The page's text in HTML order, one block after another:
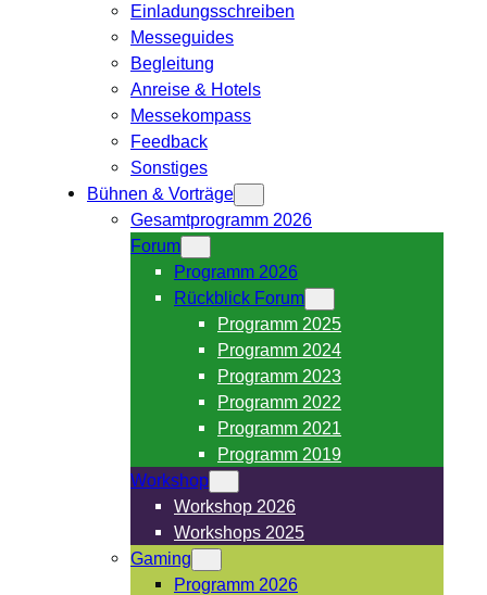
Einladungsschreiben
Messeguides
Begleitung
Anreise & Hotels
Messekompass
Feedback
Sonstiges
Bühnen & Vorträge
Gesamtprogramm 2026
Forum
Programm 2026
Rückblick Forum
Programm 2025
Programm 2024
Programm 2023
Programm 2022
Programm 2021
Programm 2019
Workshop
Workshop 2026
Workshops 2025
Gaming
Programm 2026